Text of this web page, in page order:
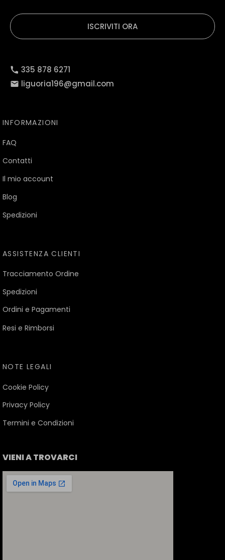
ISCRIVITI ORA
335 878 6271
liguoria196@gmail.com
INFORMAZIONI
FAQ
Contatti
Il mio account
Blog
Spedizioni
ASSISTENZA CLIENTI
Tracciamento Ordine
Spedizioni
Ordini e Pagamenti
Resi e Rimborsi
NOTE LEGALI
Cookie Policy
Privacy Policy
Termini e Condizioni
VIENI A TROVARCI